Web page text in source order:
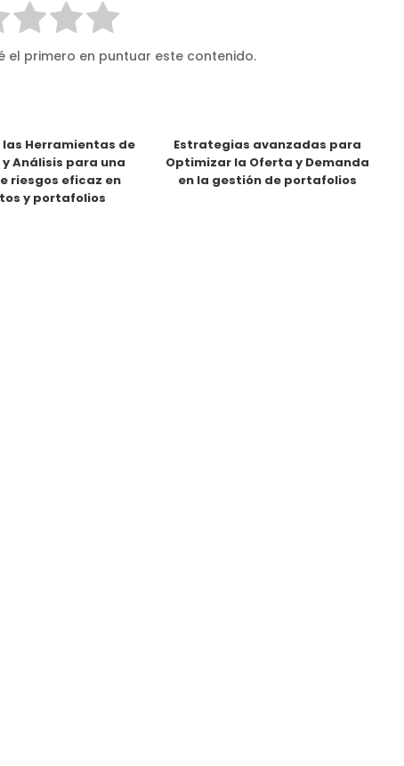
el primero en puntuar este contenido.
las Herramientas de
Análisis para una
riesgos eficaz en
y portafolios
Estrategias avanzadas para
Optimizar la Oferta y Demanda
en la gestión de portafolios